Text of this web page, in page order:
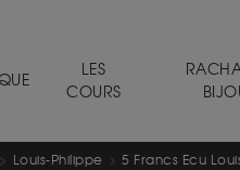
LES
COURS
Louis-Philippe 5 Francs Ecu